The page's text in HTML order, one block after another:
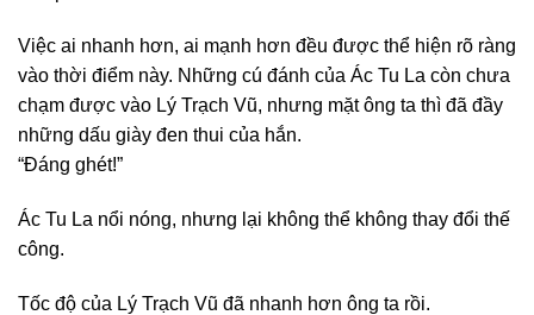
Việc ai nhanh hơn, ai mạnh hơn đều được thể hiện rõ ràng
vào thời điểm này. Những cú đánh của Ác Tu La còn chưa
chạm được vào Lý Trạch Vũ, nhưng mặt ông ta thì đã đầy
những dấu giày đen thui của hắn.
“Đáng ghét!”
Ác Tu La nổi nóng, nhưng lại không thể không thay đổi thế
công.
Tốc độ của Lý Trạch Vũ đã nhanh hơn ông ta rồi.